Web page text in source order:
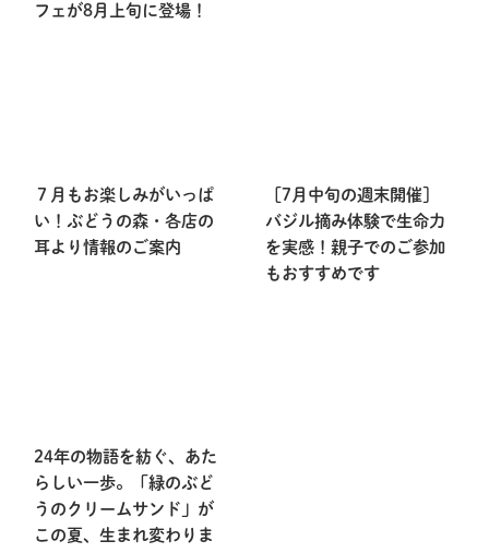
フェが8月上旬に登場！
７月もお楽しみがいっぱ
い！ぶどうの森・各店の
耳より情報のご案内
［7月中旬の週末開催］
バジル摘み体験で生命力
を実感！親子でのご参加
もおすすめです
24年の物語を紡ぐ、あた
らしい一歩。「緑のぶど
うのクリームサンド」が
この夏、生まれ変わりま